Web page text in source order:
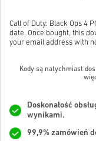
Call of Duty: Black Ops 4
date. Once bought, this
your email address with
Kody są natychmiast
Doskonałość
wynikami.
99,9% zamówień